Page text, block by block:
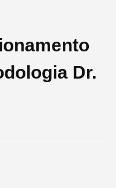
Dr.